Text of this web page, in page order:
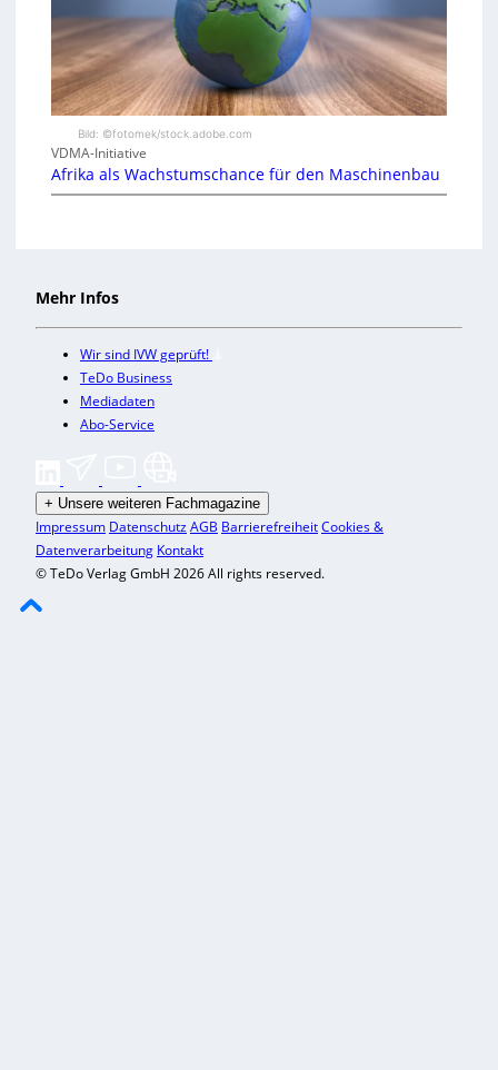
Bild: ©fotomek/stock.adobe.com
VDMA-Initiative
Afrika als Wachstumschance für den Maschinenbau
Mehr Infos
Wir sind IVW geprüft!
TeDo Business
Mediadaten
Abo-Service
+ Unsere weiteren Fachmagazine
Impressum DatenschutzAGB BarrierefreiheitCookies &
Datenverarbeitung Kontakt
© TeDo Verlag GmbH 2026 All rights reserved.